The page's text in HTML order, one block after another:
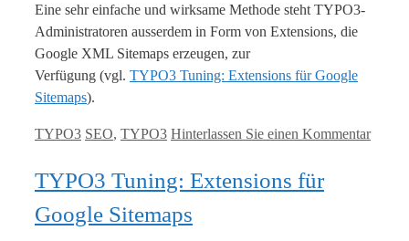
Eine sehr einfache und wirksame Methode steht TYPO3-
Administratoren ausserdem in Form von Extensions, die
Google XML Sitemaps erzeugen, zur
Verfügung (vgl. TYPO3 Tuning: Extensions für Google
Sitemaps).
Kategorien
TYPO3 Tags
SEO, TYPO3 Hinterlassen Sie einen Kommentar
TYPO3 Tuning: Extensions für
Google Sitemaps